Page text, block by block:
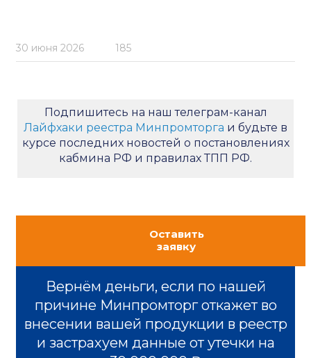
30 июня 2026 185
Подпишитесь на наш телеграм-канал
Лайфхаки реестра Минпромторга и будьте в
курсе последних новостей о постановлениях
кабмина РФ и правилах ТПП РФ.
Оставить
заявку
Вернём деньги, если по нашей
причине Минпромторг откажет во
внесении вашей продукции в реестр
и застрахуем данные от утечки на